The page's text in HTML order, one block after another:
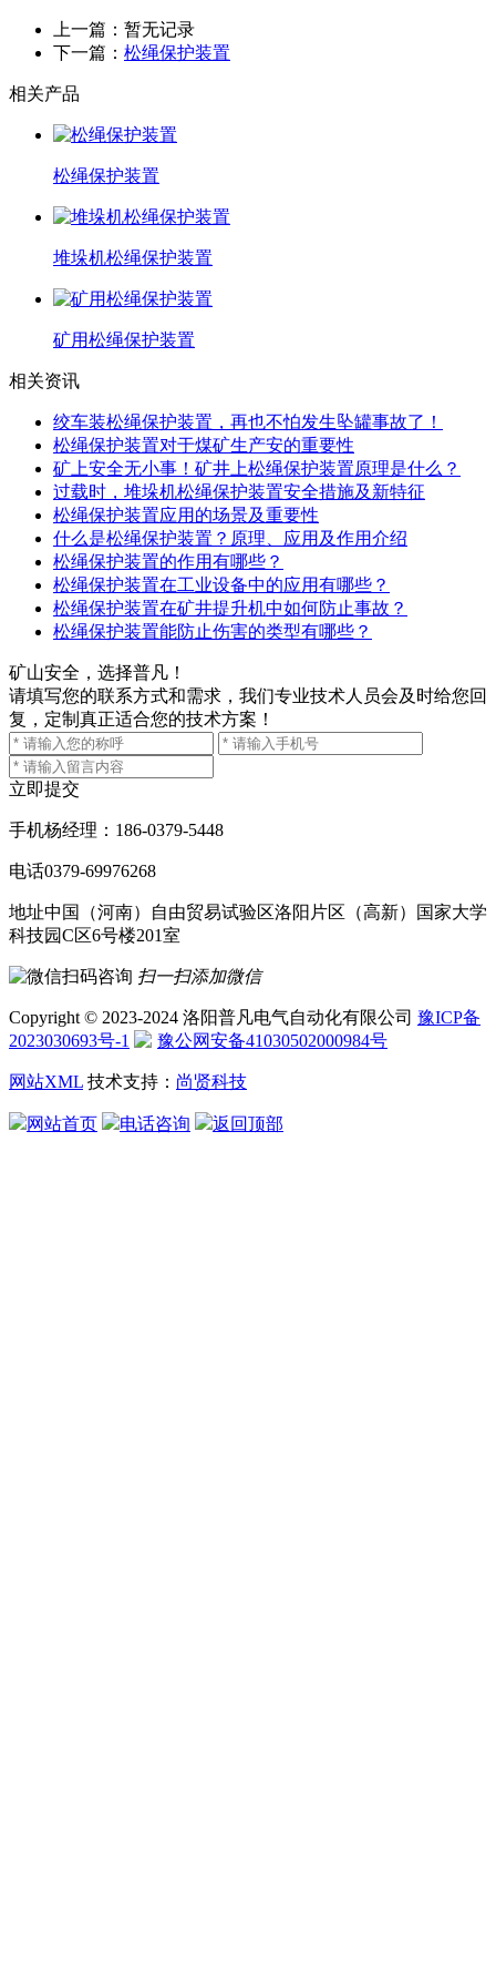
上一篇：暂无记录
下一篇： 松绳保护装置
相关产品
松绳保护装置
堆垛机松绳保护装置
矿用松绳保护装置
相关资讯
绞车装松绳保护装置，再也不怕发生坠罐事故了！
松绳保护装置对于煤矿生产安的重要性
矿上安全无小事！矿井上松绳保护装置原理是什么？
过载时，堆垛机松绳保护装置安全措施及新特征
松绳保护装置应用的场景及重要性
什么是松绳保护装置？原理、应用及作用介绍
松绳保护装置的作用有哪些？
松绳保护装置在工业设备中的应用有哪些？
松绳保护装置在矿井提升机中如何防止事故？
松绳保护装置能防止伤害的类型有哪些？
矿山安全，选择普凡！
请填写您的联系方式和需求，我们专业技术人员会及时给您回
复，定制真正适合您的技术方案！
立即提交
手机杨经理：186-0379-5448
电话0379-69976268
地址中国（河南）自由贸易试验区洛阳片区（高新）国家大学
科技园C区6号楼201室
扫一扫添加微信
Copyright © 2023-2024 洛阳普凡电气自动化有限公司 豫ICP备
2023030693号-1
豫公网安备41030502000984号
网站XML 技术支持： 尚贤科技
网站首页 电话咨询 返回顶部